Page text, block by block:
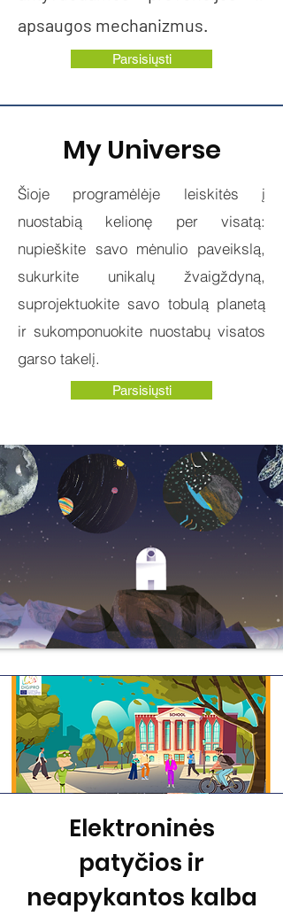
apsaugos mechanizmus.
Parsisiųsti
My Universe
Šioje programėlėje leiskitės į
nuostabią kelionę per visatą:
nupieškite savo mėnulio paveikslą,
sukurkite unikalų žvaigždyną,
suprojektuokite savo tobulą planetą
ir sukomponuokite nuostabų visatos
garso takelį.
Parsisiųsti
Elektroninės
patyčios ir
neapykantos kalba